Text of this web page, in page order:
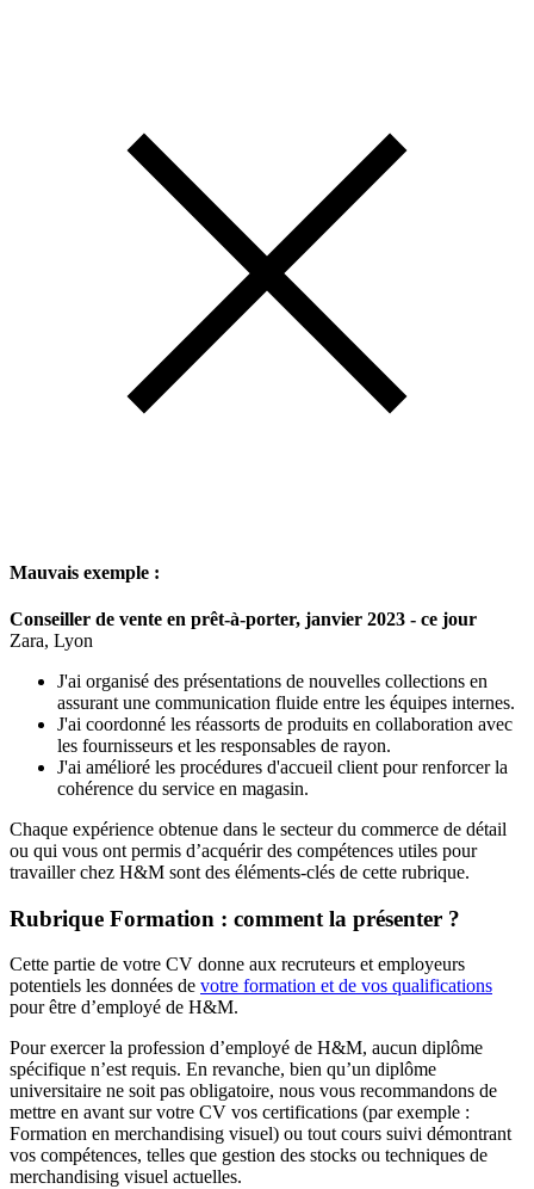
Mauvais exemple :
Conseiller de vente en prêt-à-porter, janvier 2023 - ce jour
Zara, Lyon
J'ai organisé des présentations de nouvelles collections en
assurant une communication fluide entre les équipes internes.
J'ai coordonné les réassorts de produits en collaboration avec
les fournisseurs et les responsables de rayon.
J'ai amélioré les procédures d'accueil client pour renforcer la
cohérence du service en magasin.
Chaque expérience obtenue dans le secteur du commerce de détail
ou qui vous ont permis d’acquérir des compétences utiles pour
travailler chez H&M sont des éléments-clés de cette rubrique.
Rubrique Formation : comment la présenter ?
Cette partie de votre CV donne aux recruteurs et employeurs
potentiels les données de votre formation et de vos qualifications
pour être d’employé de H&M.
Pour exercer la profession d’employé de H&M, aucun diplôme
spécifique n’est requis. En revanche, bien qu’un diplôme
universitaire ne soit pas obligatoire, nous vous recommandons de
mettre en avant sur votre CV vos certifications (par exemple :
Formation en merchandising visuel) ou tout cours suivi démontrant
vos compétences, telles que gestion des stocks ou techniques de
merchandising visuel actuelles.